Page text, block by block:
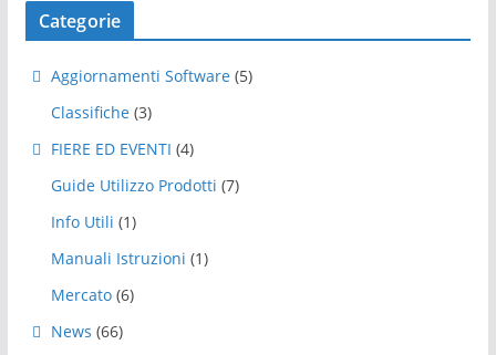
Categorie
Aggiornamenti Software (5)
Classifiche (3)
FIERE ED EVENTI (4)
Guide Utilizzo Prodotti (7)
Info Utili (1)
Manuali Istruzioni (1)
Mercato (6)
News (66)